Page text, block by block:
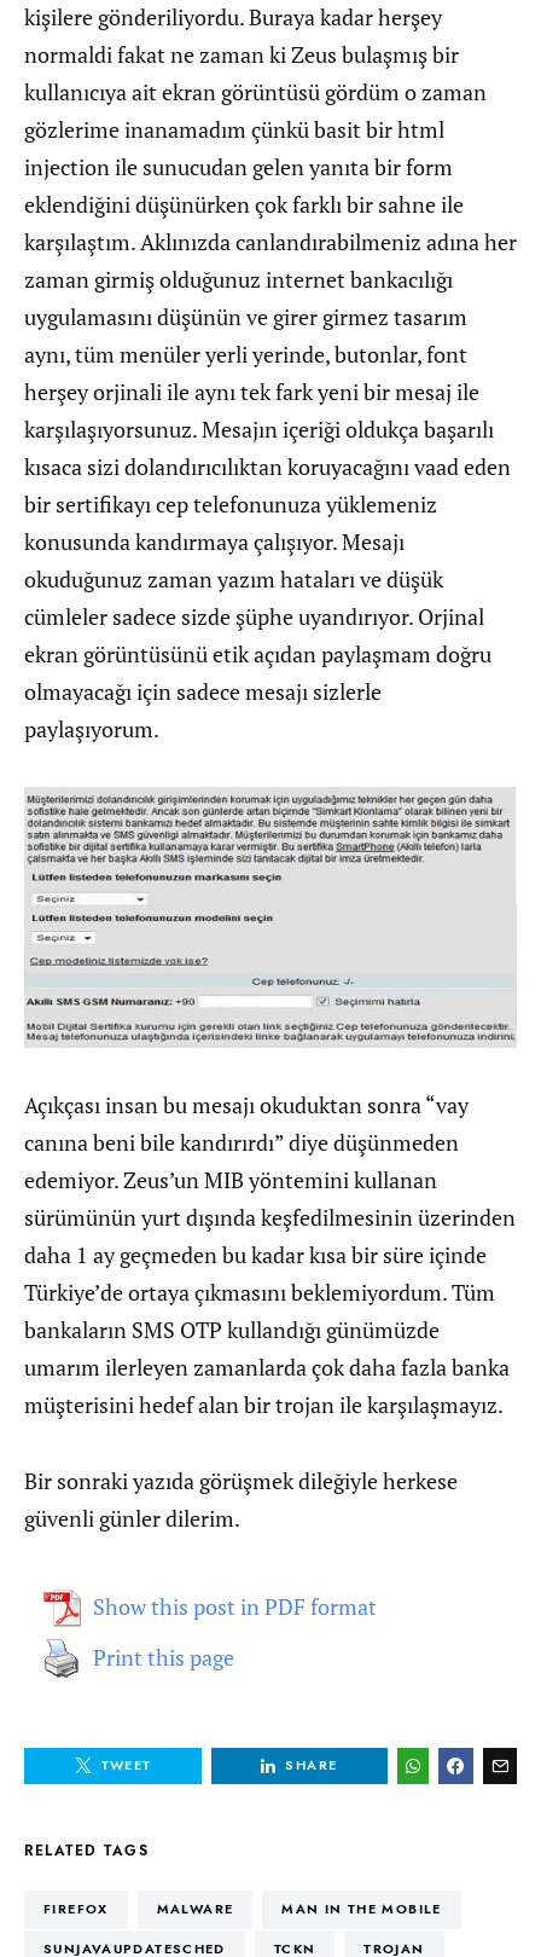
kişilere gönderiliyordu. Buraya kadar herşey
normaldi fakat ne zaman ki Zeus bulaşmış bir
kullanıcıya ait ekran görüntüsü gördüm o zaman
gözlerime inanamadım çünkü basit bir html
injection ile sunucudan gelen yanıta bir form
eklendiğini düşünürken çok farklı bir sahne ile
karşılaştım. Aklınızda canlandırabilmeniz adına her
zaman girmiş olduğunuz internet bankacılığı
uygulamasını düşünün ve girer girmez tasarım
aynı, tüm menüler yerli yerinde, butonlar, font
herşey orjinali ile aynı tek fark yeni bir mesaj ile
karşılaşıyorsunuz. Mesajın içeriği oldukça başarılı
kısaca sizi dolandırıcılıktan koruyacağını vaad eden
bir sertifikayı cep telefonunuza yüklemeniz
konusunda kandırmaya çalışıyor. Mesajı
okuduğunuz zaman yazım hataları ve düşük
cümleler sadece sizde şüphe uyandırıyor. Orjinal
ekran görüntüsünü etik açıdan paylaşmam doğru
olmayacağı için sadece mesajı sizlerle
paylaşıyorum.
Açıkçası insan bu mesajı okuduktan sonra “vay
canına beni bile kandırırdı” diye düşünmeden
edemiyor. Zeus’un MIB yöntemini kullanan
sürümünün yurt dışında keşfedilmesinin üzerinden
daha 1 ay geçmeden bu kadar kısa bir süre içinde
Türkiye’de ortaya çıkmasını beklemiyordum. Tüm
bankaların SMS OTP kullandığı günümüzde
umarım ilerleyen zamanlarda çok daha fazla banka
müşterisini hedef alan bir trojan ile karşılaşmayız.
Bir sonraki yazıda görüşmek dileğiyle herkese
güvenli günler dilerim.
Show this post in PDF format
Print this page
TWEET SHARE
RELATED TAGS
FIREFOX MALWARE MAN IN THE MOBILE
SUNJAVAUPDATESCHED TCKN TROJAN